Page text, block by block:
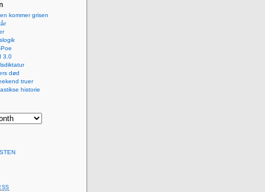
kommer grisen
3.0
død
truer
historie